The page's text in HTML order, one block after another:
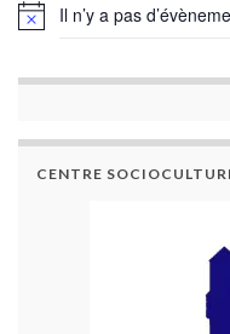
Il n’y a pas
CENTRE